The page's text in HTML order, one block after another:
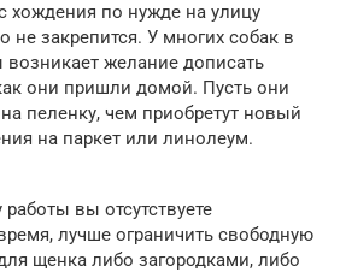
хождения по нужде на улицу
не закрепится. У многих собак в
желание дописать
они пришли домой. Пусть они
пеленку, чем приобретут новый
на паркет или линолеум.
вы отсутствуете
лучше ограничить свободную
щенка либо загородками, либо